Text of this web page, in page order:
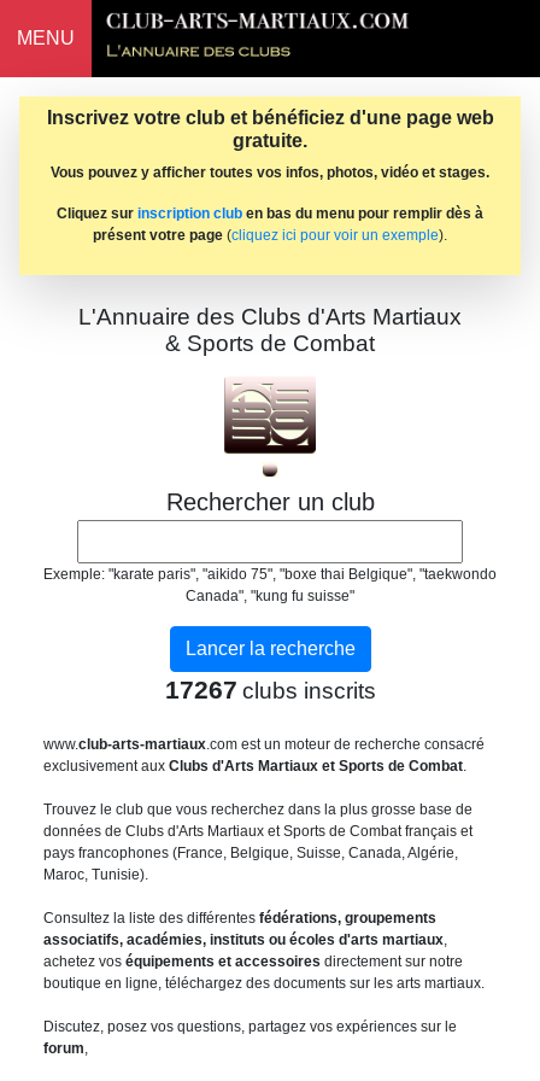
MENU
Inscrivez votre club et bénéficiez d'une page web
gratuite.
Vous pouvez y afficher toutes vos infos, photos, vidéo et stages.
Cliquez sur inscription club en bas du menu pour remplir dès à
présent votre page (cliquez ici pour voir un exemple).
L'Annuaire des Clubs d'Arts Martiaux
& Sports de Combat
Rechercher un club
Exemple: "karate paris", "aikido 75", "boxe thai Belgique", "taekwondo
Canada", "kung fu suisse"
17267 clubs inscrits
www.club-arts-martiaux.com est un moteur de recherche consacré
exclusivement aux Clubs d'Arts Martiaux et Sports de Combat.
Trouvez le club que vous recherchez dans la plus grosse base de
données de Clubs d'Arts Martiaux et Sports de Combat français et
pays francophones (France, Belgique, Suisse, Canada, Algérie,
Maroc, Tunisie).
Consultez la liste des différentes fédérations, groupements
associatifs, académies, instituts ou écoles d'arts martiaux,
achetez vos équipements et accessoires directement sur notre
boutique en ligne, téléchargez des documents sur les arts martiaux.
Discutez, posez vos questions, partagez vos expériences sur le
forum,